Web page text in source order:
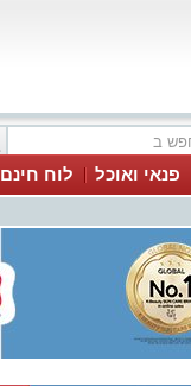
פנאי ואוכל לוח חינם